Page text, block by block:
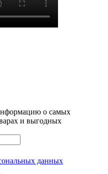
о самых
и выгодных
данных